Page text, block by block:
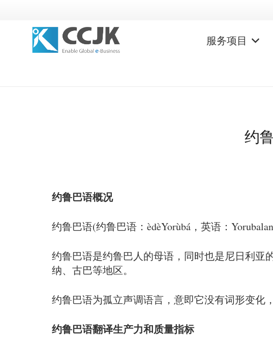
服务项目
约
约鲁巴语概况
约鲁巴语(约鲁巴语：èdèYorùbá，英语：
约鲁巴语是约鲁巴人的母语，同时也是尼日利亚
纳、古巴等地区。
约鲁巴语为孤立声调语言，意即它没有词形变化
约鲁巴语翻译生产力和质量指标